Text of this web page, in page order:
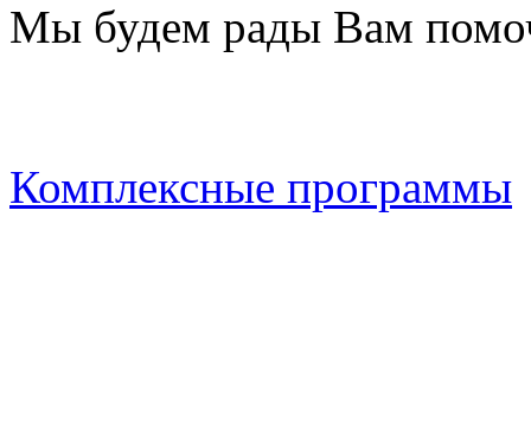
Мы будем рады Вам
Комплексные программы